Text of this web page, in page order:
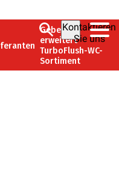
Kontaktieren
Sie uns
Geberit
erweitert
TurboFlush-WC-
Sortiment